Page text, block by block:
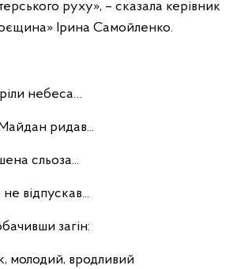
руху», – сказала керівник
Ірина Самойленко.
небеса…
ридав...
сльоза...
відпускав...
загін:
молодий, вродливий